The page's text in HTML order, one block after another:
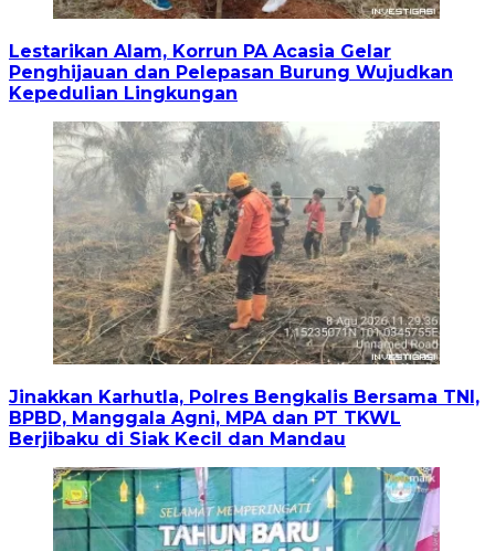
Lestarikan Alam, Korrun PA Acasia Gelar
Penghijauan dan Pelepasan Burung Wujudkan
Kepedulian Lingkungan
Jinakkan Karhutla, Polres Bengkalis Bersama TNI,
BPBD, Manggala Agni, MPA dan PT TKWL
Berjibaku di Siak Kecil dan Mandau